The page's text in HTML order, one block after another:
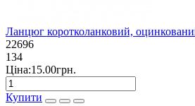
Ланцюг коротколанковий,
22696
134
Ціна:15.00грн.
Купити